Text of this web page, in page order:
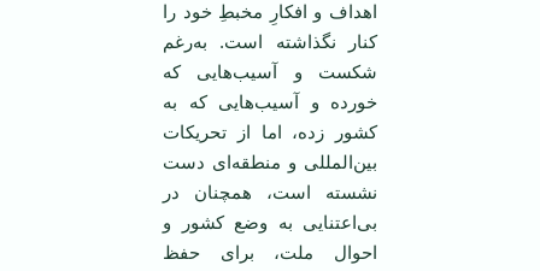
اهداف و افکارِ مخبطِ خود را
کنار نگذاشته است. به‌رغم
شکست و آسیب‌هایی که
خورده و آسیب‌هایی که به
کشور زده، اما از تحریکات
بین‌المللی و منطقه‌ای دست
نشسته است، همچنان در
بی‌اعتنایی به وضع کشور و
احوال ملت، برای حفظ